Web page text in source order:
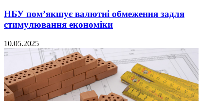
НБУ пом’якшує валютні обмеження задля
стимулювання економіки
10.05.2025